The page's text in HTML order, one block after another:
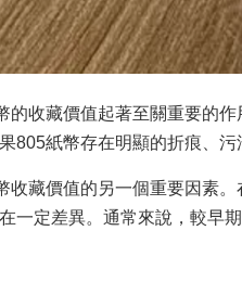
收藏價值起著至關重要的作用
如果805紙幣存在明顯的折痕
藏價值的另一個重要因素。
定差異。通常來說，較早期